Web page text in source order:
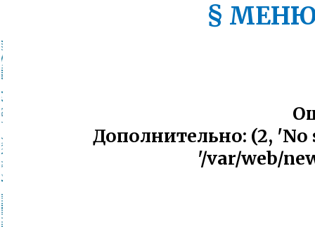
§
Дополнительно: (2,
'/var/web/